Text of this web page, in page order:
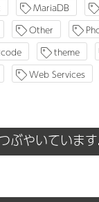
MariaDB
Other
theme
Web Services
ぶやいています